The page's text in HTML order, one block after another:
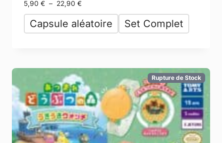
5,90 € – 22,90 €
Capsule aléatoire Set Complet
Rupture de Stock